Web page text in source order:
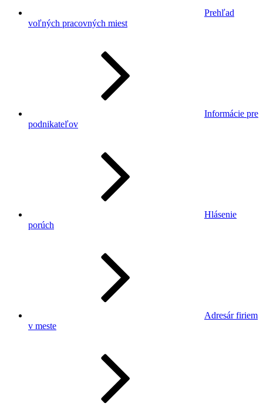
Prehľad
voľných pracovných miest
Informácie pre
podnikateľov
Hlásenie
porúch
Adresár firiem
v meste